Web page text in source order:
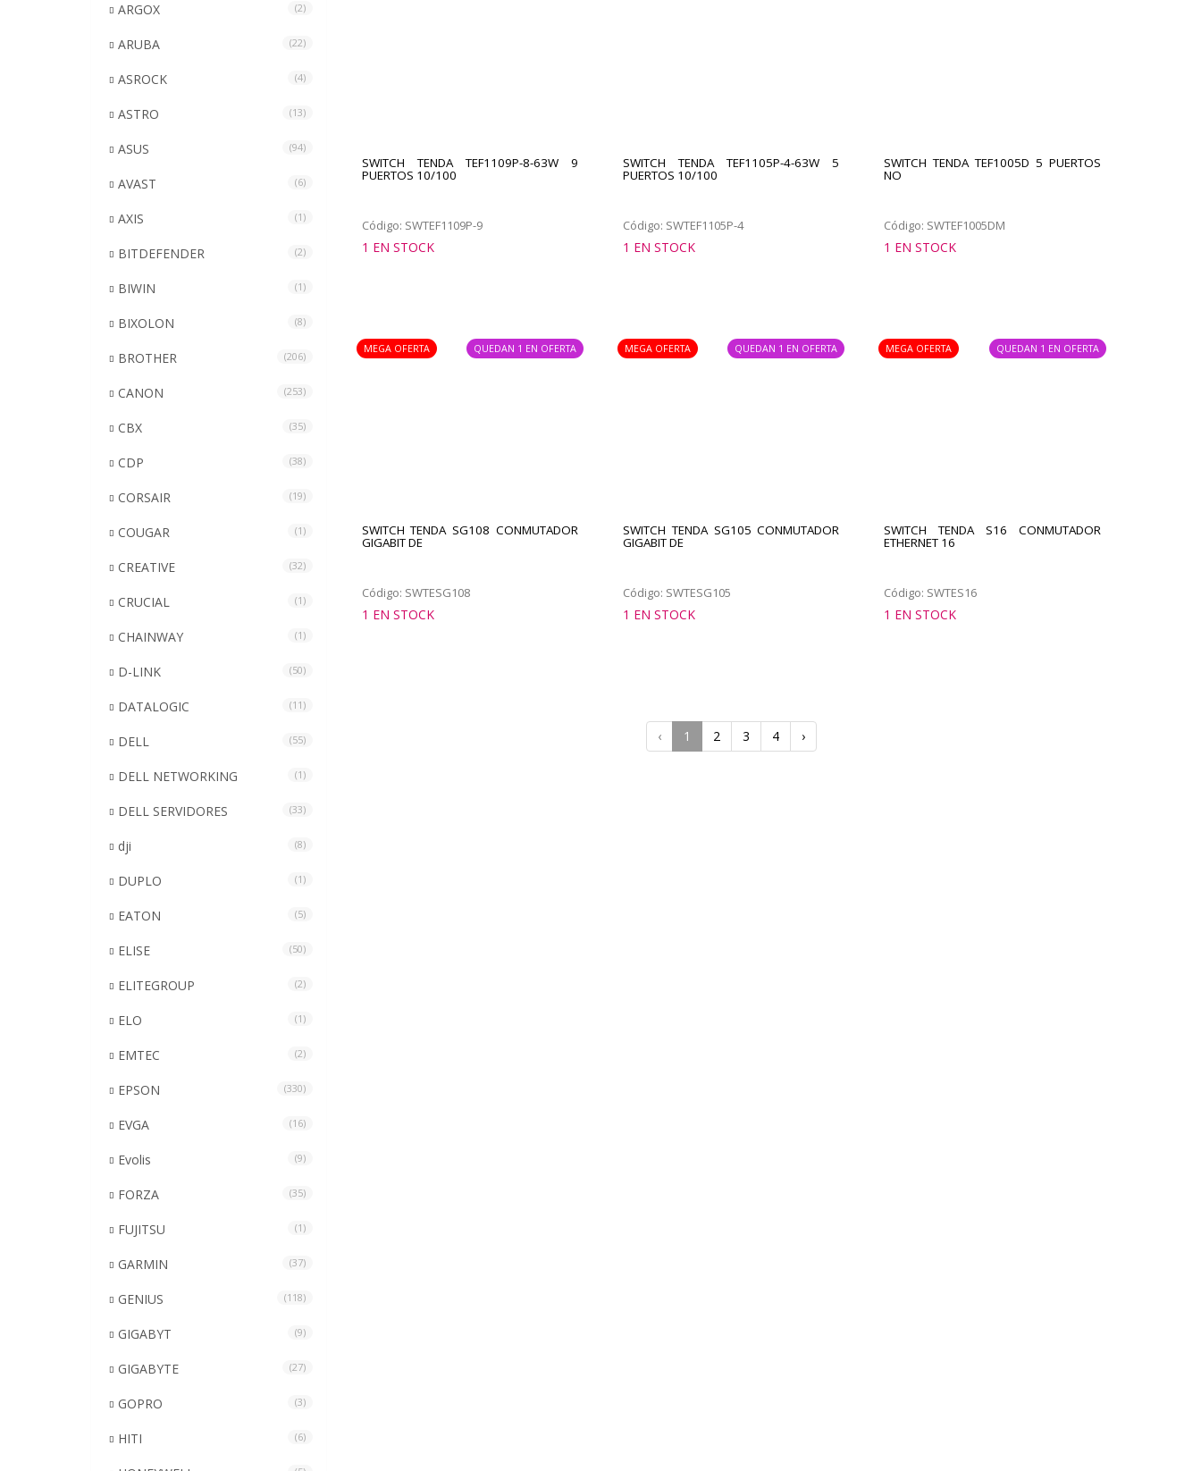
ARGOX (2)
ARUBA (22)
ASROCK (4)
ASTRO (13)
ASUS (94)
AVAST (6)
AXIS (1)
BITDEFENDER (2)
BIWIN (1)
BIXOLON (8)
BROTHER (206)
CANON (253)
CBX (35)
CDP (38)
CORSAIR (19)
COUGAR (1)
CREATIVE (32)
CRUCIAL (1)
CHAINWAY (1)
D-LINK (50)
DATALOGIC (11)
DELL (55)
DELL NETWORKING (1)
DELL SERVIDORES (33)
dji (8)
DUPLO (1)
EATON (5)
ELISE (50)
ELITEGROUP (2)
ELO (1)
EMTEC (2)
EPSON (330)
EVGA (16)
Evolis (9)
FORZA (35)
FUJITSU (1)
GARMIN (37)
GENIUS (118)
GIGABYT (9)
GIGABYTE (27)
GOPRO (3)
HITI (6)
SWITCH TENDA TEF1109P-8-63W 9
PUERTOS 10/100
Código: SWTEF1109P-9
1 EN STOCK
SWITCH TENDA TEF1105P-4-63W 5
PUERTOS 10/100
Código: SWTEF1105P-4
1 EN STOCK
SWITCH TENDA TEF1005D 5 PUERTOS
NO
Código: SWTEF1005DM
1 EN STOCK
MEGA OFERTA QUEDAN 1 EN OFERTA
SWITCH TENDA SG108 CONMUTADOR
GIGABIT DE
Código: SWTESG108
1 EN STOCK
MEGA OFERTA QUEDAN 1 EN OFERTA
SWITCH TENDA SG105 CONMUTADOR
GIGABIT DE
Código: SWTESG105
1 EN STOCK
MEGA OFERTA QUEDAN 1 EN OFERTA
SWITCH TENDA S16 CONMUTADOR
ETHERNET 16
Código: SWTES16
1 EN STOCK
‹ 1 2 3 4 ›